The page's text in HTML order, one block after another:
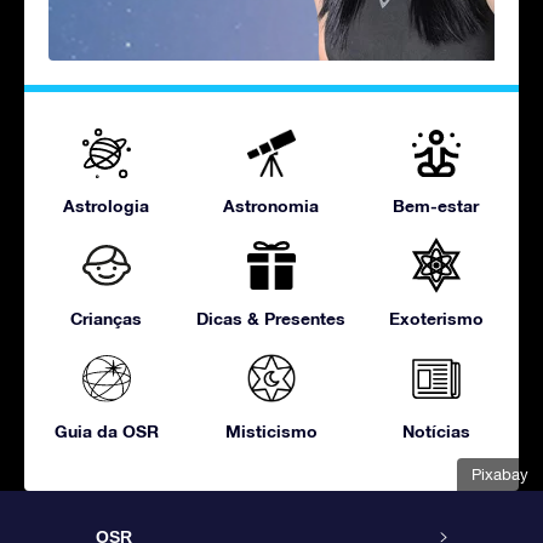
Pixabay
Astrologia Astronomia Bem-estar
Crianças Dicas & Presentes Exoterismo
Guia da OSR Misticismo Notícias
OSR